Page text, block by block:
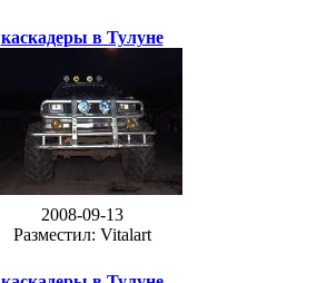
каскадеры в Тулуне
2008-09-13
Разместил: Vitalart